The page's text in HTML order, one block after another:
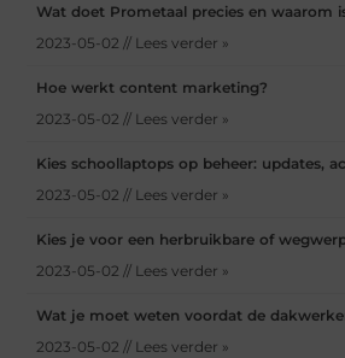
Wat doet Prometaal precies en waarom
2023-05-02 // Lees verder »
Hoe werkt content marketing?
2023-05-02 // Lees verder »
Kies schoollaptops op beheer: updates,
2023-05-02 // Lees verder »
Kies je voor een herbruikbare of
2023-05-02 // Lees verder »
Wat je moet weten voordat de
2023-05-02 // Lees verder »